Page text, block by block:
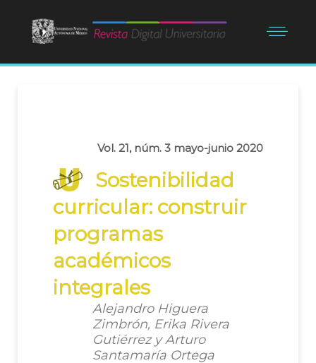
Vol. 21, núm. 3 mayo-junio 2020
Sostenibilidad
curricular: construir
programas
académicos
integrales
Alejandro Higuera
Zimbrón, Erika Rivera
Gutiérrez y Arturo
Santamaría Ortega